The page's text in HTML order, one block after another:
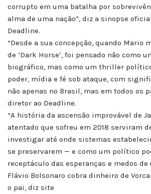
corrupto em uma batalha por
alma de uma nação”, diz a sinopse
Deadline.
“Desde a sua concepção, quando Mario
de ‘Dark Horse’, foi pensado não como
biográfico, mas como um thriller
poder, mídia e fé sob ataque, com
não apenas no Brasil, mas em todos os
diretor ao Deadline.
“A história da ascensão improvável de
atentado que sofreu em 2018 serviram
investigar até onde sistemas
se preservarem — e como um político
receptáculo das esperanças e medos de
Flávio Bolsonaro cobra dinheiro de
o pai, diz site